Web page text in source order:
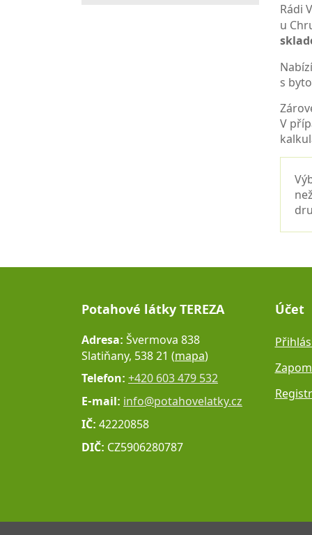
Rádi
u
s
V
Potahové látky TEREZA
Adresa: Švermova 838
Slatiňany, 538 21 (mapa)
Telefon: +420 603 479 532
E-mail: info@potahovelatky.cz
IČ: 42220858
DIČ: CZ5906280787
Účet